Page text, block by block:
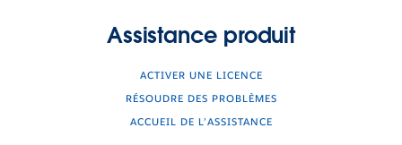
Assistance produit
ACTIVER UNE LICENCE
RÉSOUDRE DES PROBLÈMES
ACCUEIL DE L’ASSISTANCE